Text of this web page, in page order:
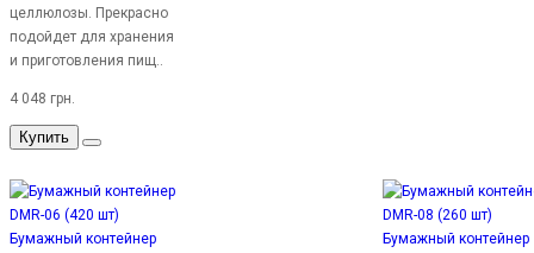
целлюлозы. Прекрасно
подойдет для хранения
и приготовления пищ..
4 048 грн.
Купить
Бумажный контейнер
Бумажный контейнер